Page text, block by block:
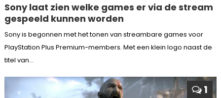
Sony laat zien welke games er via de stream
gespeeld kunnen worden
Sony is begonnen met het tonen van streambare games voor
PlayStation Plus Premium-members. Met een klein logo naast de
titel van...
1